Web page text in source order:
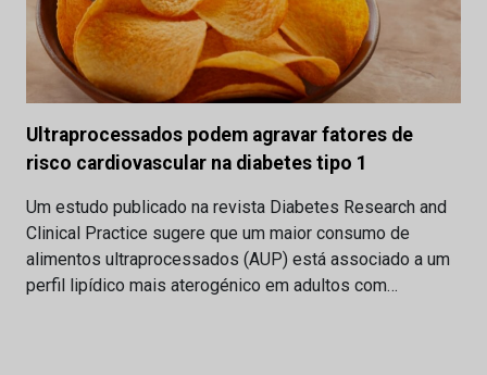
Ultraprocessados podem agravar fatores de
risco cardiovascular na diabetes tipo 1
Um estudo publicado na revista Diabetes Research and
Clinical Practice sugere que um maior consumo de
alimentos ultraprocessados (AUP) está associado a um
perfil lipídico mais aterogénico em adultos com…